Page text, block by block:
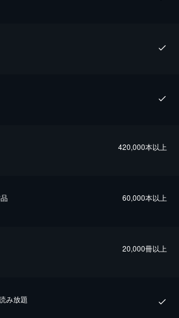
420,000本以上
60,000本以上
20,000冊以上
み放題